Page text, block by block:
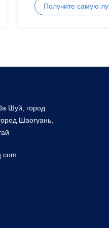
встроенный 0,8 мм - 3,0
резки / изгиба
Получите самую
Шуй, город
Шаогуань,